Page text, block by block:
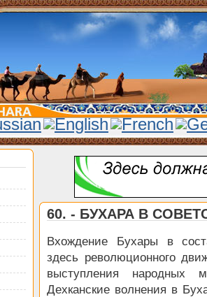
60. - БУХАРА В
Вхождение Бухары в
здесь революционного
выступления народных
Дехканские волнения в